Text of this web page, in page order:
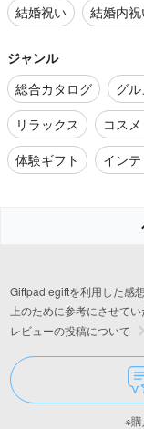
結婚祝い
結婚内
ジャンル
総合カタログ
グル
リラックス
コス
体験ギフト
イン
Giftpad egiftを利用した感
上のために参考にさせてい
レビューの投稿について
※購